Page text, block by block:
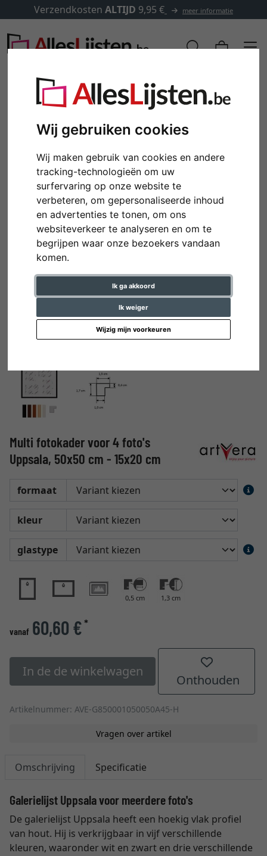
Wij gebruiken cookies
Wij maken gebruik van cookies en andere
tracking-technologieën om uw
surfervaring op onze website te
verbeteren, om gepersonaliseerde inhoud
en advertenties te tonen, om ons
websiteverkeer te analyseren en om te
begrijpen waar onze bezoekers vandaan
komen.
Ik ga akkoord
Ik weiger
Wijzig mijn voorkeuren
Verzendkosten ALTIJD 9,95 € meer informatie
Terug
Multi fotokader voor 4 foto's
Uppsala, 50x50 cm - 15x20 cm
formaat
kleur
glastype
0,5 cm 1,3 cm
vanaf 60,60 €*
In de de winkelwagen
Onthouden
Artikelnummer: AVE-G850001050050A45-H
Vragen over artikel
Omschrijving Specificatie
Galerielijst Uppsala voor meerdere foto's
De galerielijst Uppsala heeft een hoekig vlak profiel
van hout. Hij is verkrijgbaar in vijf verschillende
kleuren, waaronder wit en zwart en drie verschillende